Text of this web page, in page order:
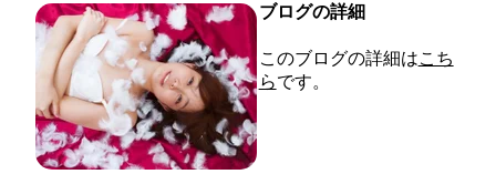
ブログの詳細
このブログの詳細はこち
らです。